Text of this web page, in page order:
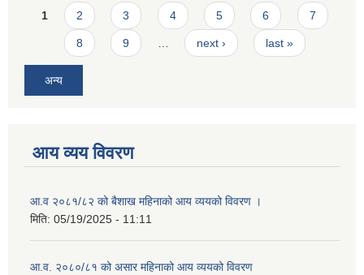
Pages
1 2 3 4 5 6 7
8 9 next › last »
अन्य
आय व्यय विवरण
आ.व २०८१/८२ को बैशाख महिनाको आय व्ययको विवरण ।
मिति: 05/19/2025 - 11:11
आ.व. २०८०/८१ को असार महिनाको आय व्ययको विवरण